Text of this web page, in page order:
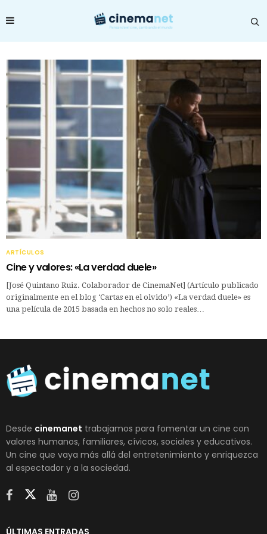
ARTÍCULOS
Cine y valores: «La verdad duele»
[José Quintano Ruiz. Colaborador de CinemaNet] (Artículo publicado
originalmente en el blog ‘Cartas en el olvido’) «La verdad duele» es
una película de 2015 basada en hechos no solo reales…
Desde cinemanet trabajamos para fomentar un cine con
valores humanos, familiares, cívicos, sociales y educativos.
Un cine que vaya más allá del entretenimiento y enriquezca
al espectador y a la sociedad.
ÚLTIMAS ENTRADAS